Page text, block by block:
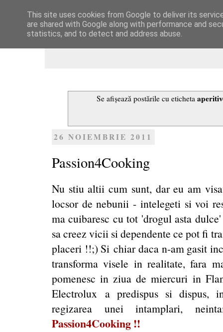
Dulcegarii culinare
Se afișează postările cu eticheta
26 NOIEMBRIE 2011
Passion4Cooking
Nu stiu altii cum sunt, dar eu am
locsor de nebunii - intelegeti si voi
ma cuibaresc cu tot 'drogul asta
sa creez vicii si dependente ce pot fi
placeri !!;) Si chiar daca n-am gasit
transforma visele in realitate, fara
pomenesc in ziua de miercuri in
Electrolux a predispus si dispus,
regizarea unei intamplari,
Passion4Cooking !!
This site uses cookies from Google to deliver its
are shared with Google along with performance and
statistics, and to detect and address abuse.